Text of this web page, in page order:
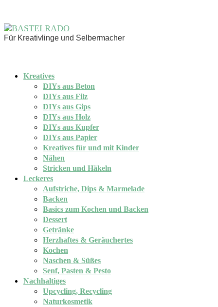
Für Kreativlinge und Selbermacher
Kreatives
DIYs aus Beton
DIYs aus Filz
DIYs aus Gips
DIYs aus Holz
DIYs aus Kupfer
DIYs aus Papier
Kreatives für und mit Kinder
Nähen
Stricken und Häkeln
Leckeres
Aufstriche, Dips & Marmelade
Backen
Basics zum Kochen und Backen
Dessert
Getränke
Herzhaftes & Geräuchertes
Kochen
Naschen & Süßes
Senf, Pasten & Pesto
Nachhaltiges
Upcycling, Recycling
Naturkosmetik